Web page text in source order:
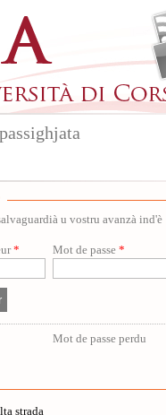
u vostru avanzà ind'è
* Mot de passe *
Mot de passe perdu
strada